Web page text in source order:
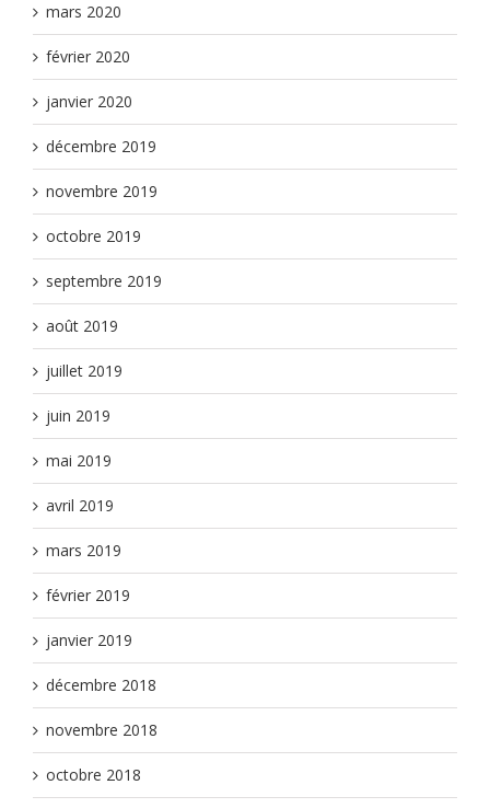
mars 2020
février 2020
janvier 2020
décembre 2019
novembre 2019
octobre 2019
septembre 2019
août 2019
juillet 2019
juin 2019
mai 2019
avril 2019
mars 2019
février 2019
janvier 2019
décembre 2018
novembre 2018
octobre 2018